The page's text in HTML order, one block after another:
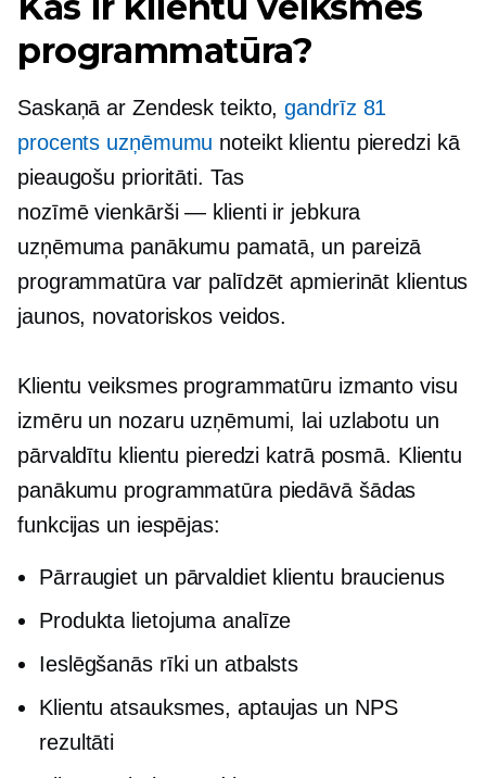
programmatūra?
Saskaņā ar Zendesk teikto,gandrīz 81
procents uzņēmumu noteikt klientu pieredzi kā
pieaugošu prioritāti. Tas
nozīmēvienkārši — klientiir jebkura
uzņēmuma panākumu pamatā, un pareizā
programmatūra var palīdzēt apmierināt klientus
jaunos, novatoriskos veidos.
Klientu veiksmes programmatūru izmanto visu
izmēru un nozaru uzņēmumi, lai uzlabotu un
pārvaldītu klientu pieredzi katrā posmā. Klientu
panākumu programmatūra piedāvā šādas
funkcijas un iespējas:
Pārraugiet un pārvaldiet klientu braucienus
Produkta lietojuma analīze
Ieslēgšanās rīki un atbalsts
Klientu atsauksmes, aptaujas un NPS
rezultāti